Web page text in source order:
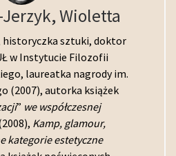
Wioletta
historyczka sztuki, doktor
w Instytucie Filozofii
laureatka nagrody im.
(2007), autorka książek
” we współczesnej
Kamp, glamour,
kategorie estetyczne